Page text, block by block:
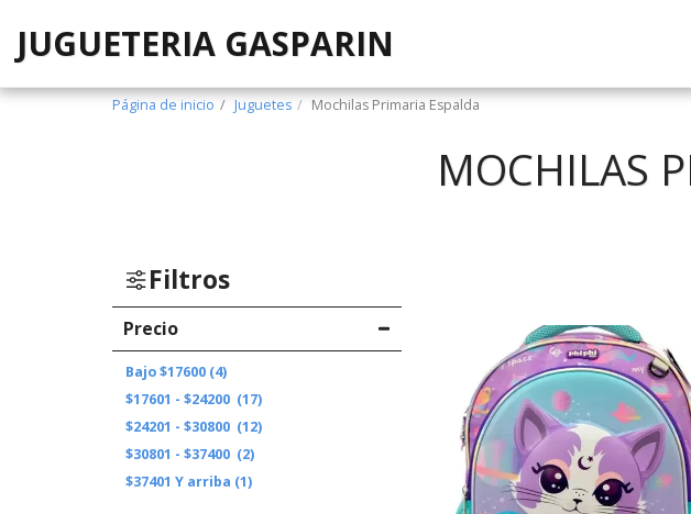
JUGUETERIA GASPARIN
Página de inicio Juguetes Mochilas Primaria Espalda
MOCHILAS
Filtros
Precio
Bajo$17600 (4)
$17601 - $24200 (17)
$24201 - $30800 (12)
$30801 - $37400 (2)
$37401 Y arriba (1)